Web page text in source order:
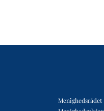
Menighedsrådet